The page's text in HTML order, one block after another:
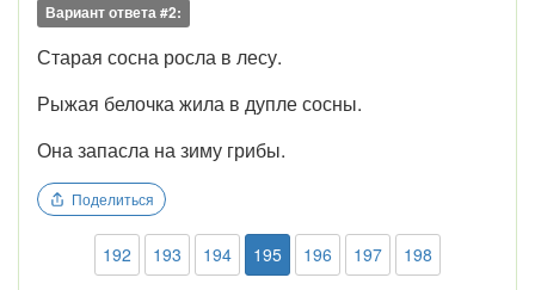
Вариант ответа #2:
Старая сосна росла в лесу.
Рыжая белочка жила в дупле сосны.
Она запасла на зиму грибы.
Поделиться
192 193 194 195 196 197 198